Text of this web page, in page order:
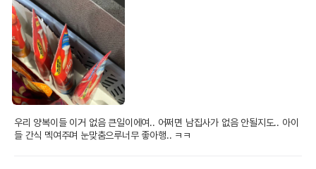
우리 양복이들 이거 없음 큰일이에여.. 어쩌면 남집사가 없음 안될지도.. 아이
들 간식 멕여주며 눈맞춤으루너무 좋아행.. ㅋㅋ